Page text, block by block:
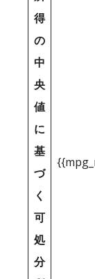
得
の
中
央
値
に
基
づ
く
可
処
分